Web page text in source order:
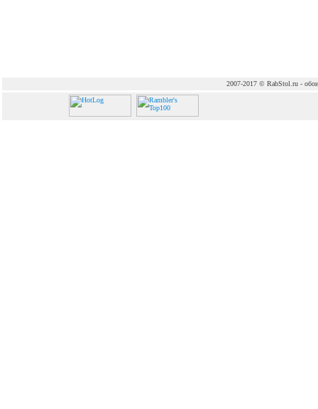
2007-2017 © RabStol.ru - обои